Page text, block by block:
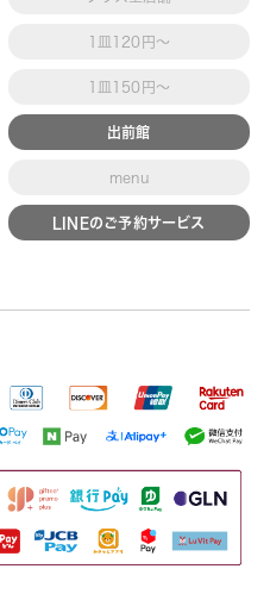
1皿120円～
1皿150円～
出前館
menu
LINEのご予約サービス